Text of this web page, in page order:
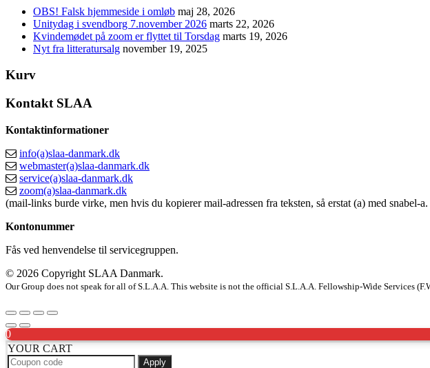
OBS! Falsk hjemmeside i omløb maj 28, 2026
Unitydag i svendborg 7.november 2026 marts 22, 2026
Kvindemødet på zoom er flyttet til Torsdag marts 19, 2026
Nyt fra litteratursalg november 19, 2025
Kurv
Kontakt SLAA
Kontaktinformationer
info(a)slaa-danmark.dk
webmaster(a)slaa-danmark.dk
service(a)slaa-danmark.dk
zoom(a)slaa-danmark.dk
(mail-links burde virke, men hvis du kopierer mail-adressen fra teksten, så erstat (a) med snabel-
Kontonummer
Fås ved henvendelse til servicegruppen.
© 2026 Copyright SLAA Danmark.
Our Group does not speak for all of S.L.A.A. This website is not the official S.L.A.A. Fellowship-Wide Services
0
YOUR CART
Apply